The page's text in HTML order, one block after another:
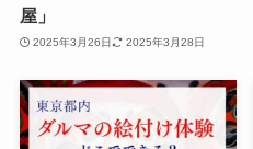
屋」
2025年3月26日 2025年3月28日